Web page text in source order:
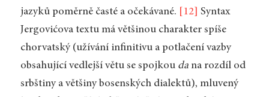
jazyků poměrně časté a očekávané.
[12]
Syntax
Jergovićova textu má většinou charakter spíše
chorvatský (užívání infinitivu a potlačení vazby
obsahující vedlejší větu se spojkou dana rozdíl od
srbštiny a většiny bosenských dialektů), mluvený